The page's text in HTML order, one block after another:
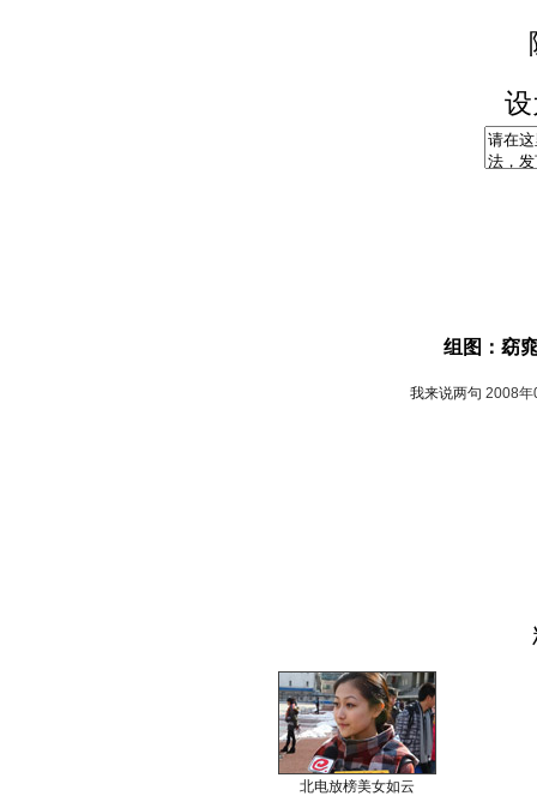
组图：窈
我来说两句 2008年
北电放榜美女如云